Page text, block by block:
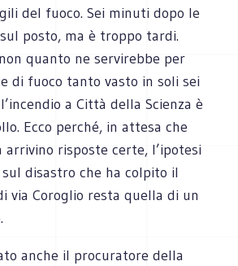
del fuoco. Sei minuti dopo le
posto, ma è troppo tardi.
quanto ne servirebbe per
di fuoco tanto vasto in soli sei
a Città della Scienza è
Ecco perché, in attesa che
risposte certe, l’ipotesi
disastro che ha colpito il
via Coroglio resta quella di un
anche il procuratore della